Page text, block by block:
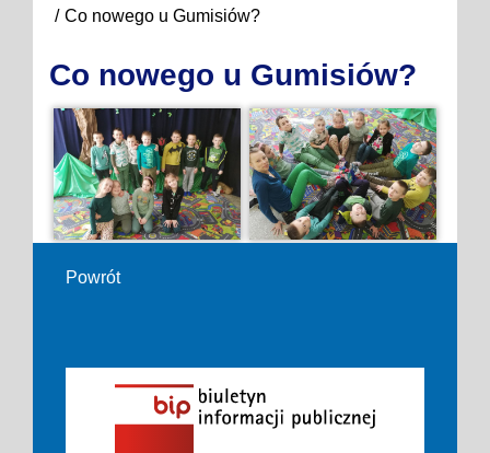
Co nowego u Gumisiów?
Co nowego u Gumisiów?
Powrót